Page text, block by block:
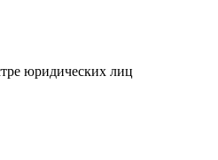
юридических лиц